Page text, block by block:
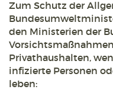
Zum Schutz der
den Ministerien der
Privathaushalten,
infizierte Personen
leben: